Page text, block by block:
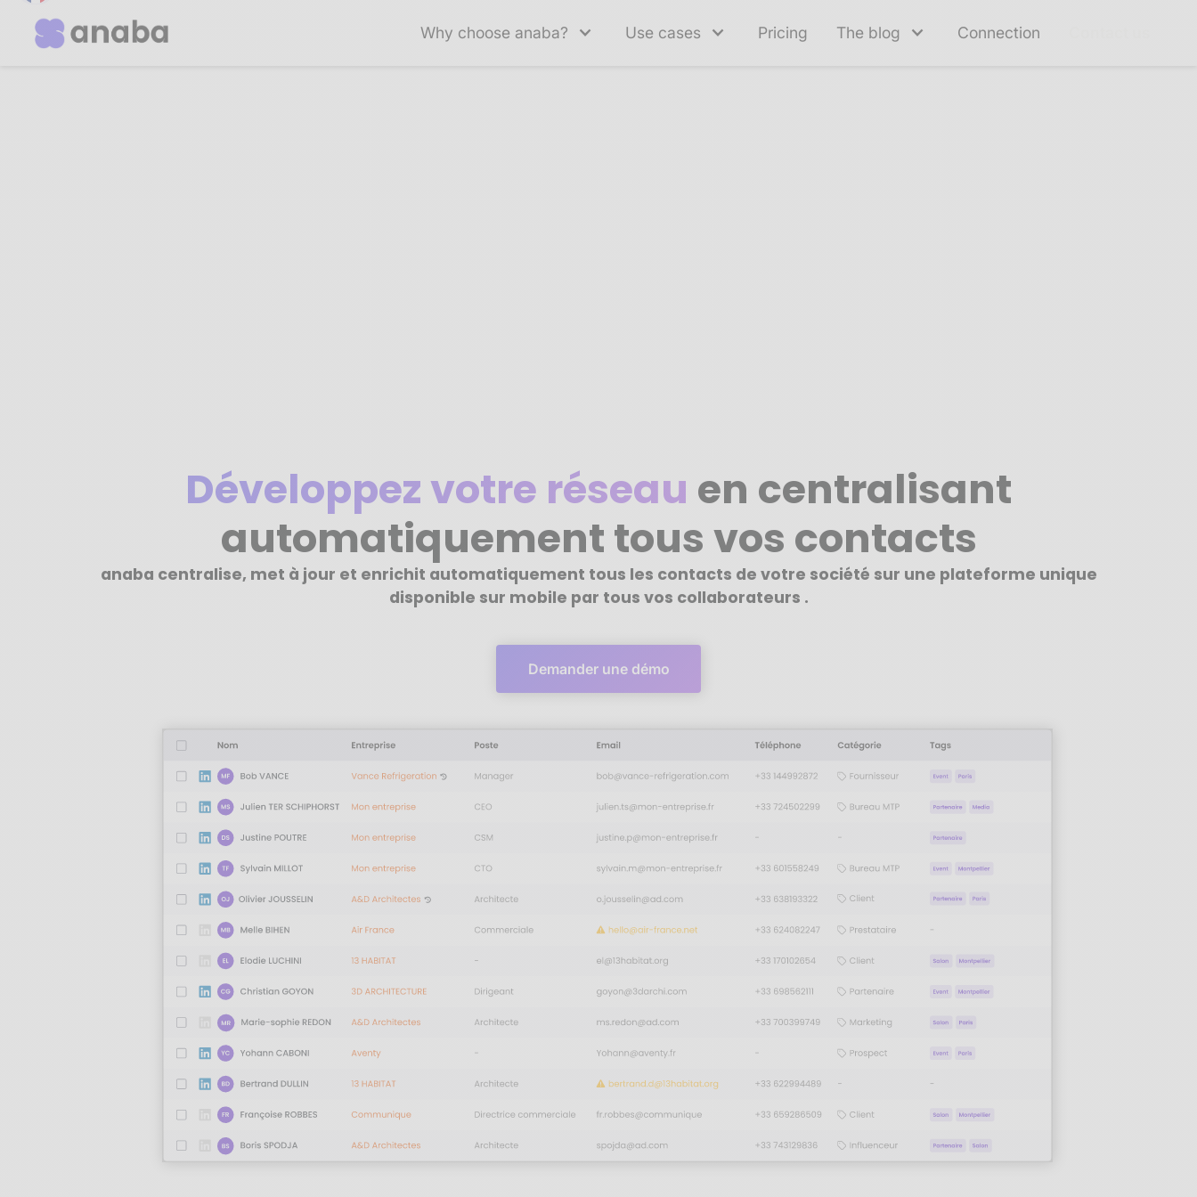
Why choose anaba? Use cases Pricing The blog Connection
Développez votre réseau en centralisant
automatiquement tous vos contacts
anaba centralise, met à jour et enrichit automatiquement tous les contacts de votre société sur une plateforme unique
disponible sur mobile par tous vos collaborateurs .
Demander une démo